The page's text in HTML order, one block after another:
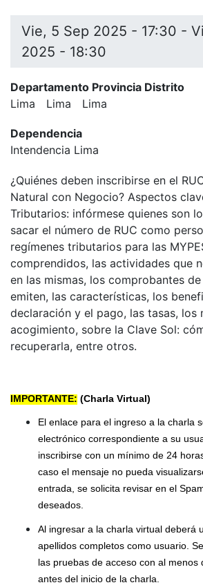
Vie, 5 Sep 2025 - 17:30 -
2025 - 18:30
Departamento Provincia Distrito
Lima
Lima Lima
Dependencia
Intendencia Lima
¿Quiénes deben inscribirse en el
Natural con Negocio? Aspectos
Tributarios: infórmese quienes son
sacar el número de RUC como
regímenes tributarios para las
comprendidos, las actividades que
en las mismas, los comprobantes
emiten, las características, los
declaración y el pago, las tasas, los
acogimiento, sobre la Clave Sol:
recuperarla, entre otros.
IMPORTANTE: (Charla Virtual)
El enlace para el ingreso a la charla
electrónico correspondiente a su
inscribirse con un mínimo de 24
caso el mensaje no pueda
entrada, se solicita revisar en el
deseados.
Al ingresar a la charla virtual deberá
apellidos completos como usuario.
las pruebas de acceso con al menos
antes del inicio de la charla.